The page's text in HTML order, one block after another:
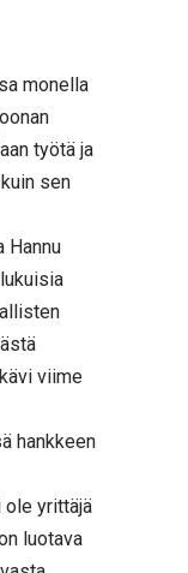
monella
työtä ja
sen
Hannu
viime
hankkeen
ole yrittäjä
luotava